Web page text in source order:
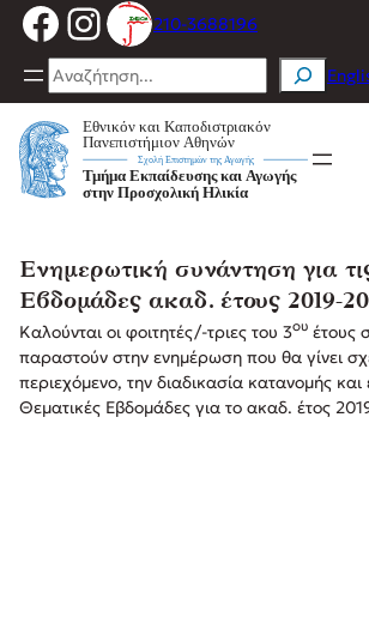
Μετάβαση
στο
περιεχόμενο
Facebook
Instagram
210-3688196
Search
Ενημερωτική συνάντηση για
Εβδομάδες ακαδ. έτους 2019-
Καλούνται οι φοιτητές/-τριες του 3ου έτους
παραστούν στην ενημέρωση που θα γίνει
περιεχόμενο, την διαδικασία κατανομής
Θεματικές Εβδομάδες για το ακαδ. έτος